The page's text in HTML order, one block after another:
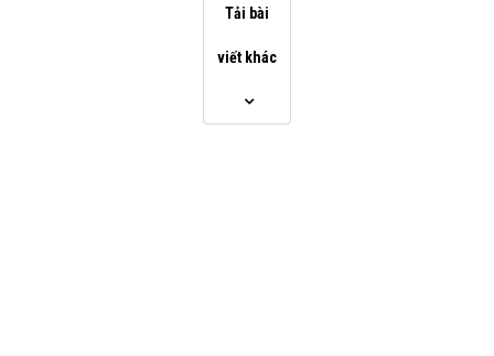
Các tính năng và đặc điểm của Máy chủ nhắn tin
Khả năng tích hợp người dùng Microsoft Outlook
Sử dụng khóa công khai duy nhất để quản lý mã
Tải bài
viết khác